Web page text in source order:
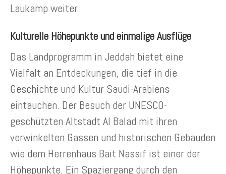
Laukamp weiter.
Kulturelle Höhepunkte und einmalige Ausflüge
Das Landprogramm in Jeddah bietet eine
Vielfalt an Entdeckungen, die tief in die
Geschichte und Kultur Saudi-Arabiens
eintauchen. Der Besuch der UNESCO-
geschützten Altstadt Al Balad mit ihren
verwinkelten Gassen und historischen Gebäuden
wie dem Herrenhaus Bait Nassif ist einer der
Höhepunkte. Ein Spaziergang durch den